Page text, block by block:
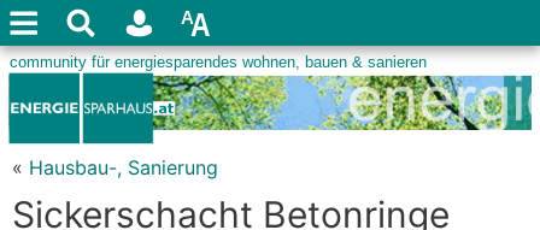
« Hausbau-, Sanierung
Sickerschacht Betonringe